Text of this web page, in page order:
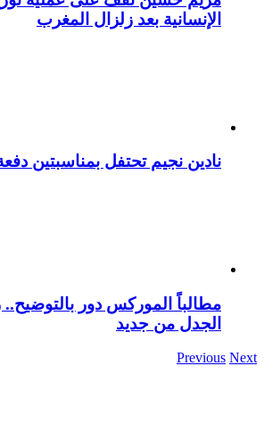
الإنسانية بعد زلزال المغرب
نادين نجيم تحتفل بمناسبتين
مطالباً الموركس دور بالتوضيح..
الجدل من جديد
Previous Next